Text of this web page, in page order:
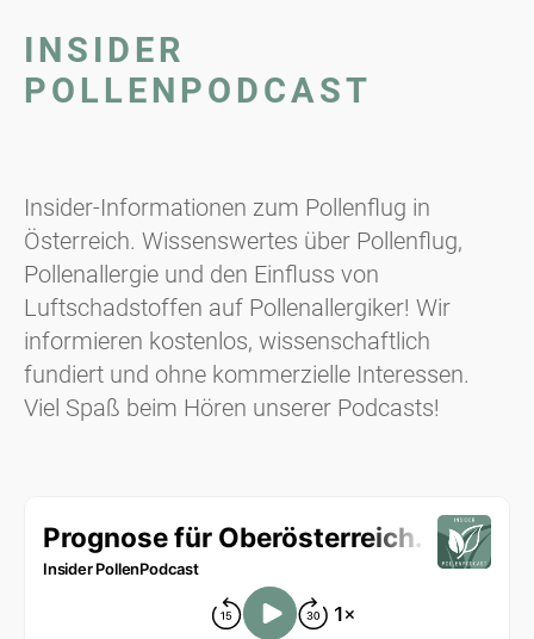
INSIDER
POLLENPODCAST
Insider-Informationen zum Pollenflug in
Österreich. Wissenswertes über Pollenflug,
Pollenallergie und den Einfluss von
Luftschadstoffen auf Pollenallergiker! Wir
informieren kostenlos, wissenschaftlich
fundiert und ohne kommerzielle Interessen.
Viel Spaß beim Hören unserer Podcasts!